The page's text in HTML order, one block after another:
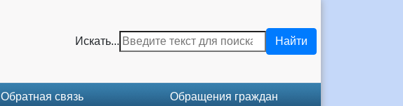
Искать... Найти
Обратная связь Обращения граждан